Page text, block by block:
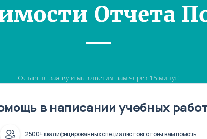
Отчета
Оставьте заявку и мы ответим вам через 15 минут!
в написании учебных
2500+ квалифицированных специалистов готовы вам помочь